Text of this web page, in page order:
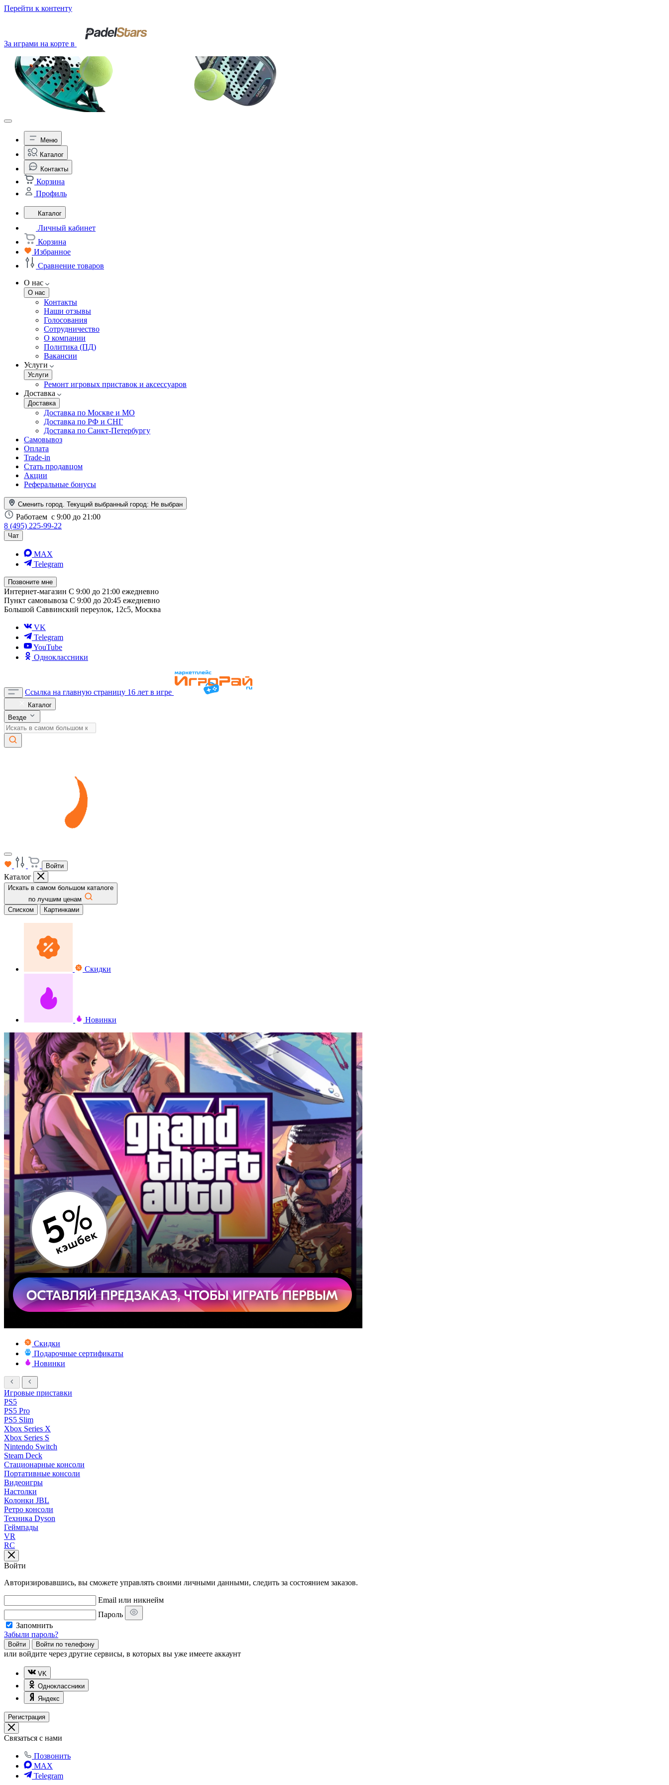
Перейти к контенту
За играми на корте в
Меню
Каталог
Контакты
Корзина
Профиль
Каталог
Личный кабинет
Корзина
Избранное
Сравнение товаров
О нас
О нас
Контакты
Наши отзывы
Голосования
Сотрудничество
О компании
Политика (ПД)
Вакансии
Услуги
Услуги
Ремонт игровых приставок и аксессуаров
Доставка
Доставка
Доставка по Москве и МО
Доставка по РФ и СНГ
Доставка по Санкт-Петербургу
Самовывоз
Оплата
Trade-in
Стать продавцом
Акции
Реферальные бонусы
Сменить город. Текущий выбранный город: Не выбран
Работаем с 9:00 до 21:00
8 (495) 225-99-22
Чат
MAX
Telegram
Позвоните мне
Интернет-магазин С 9:00 до 21:00 ежедневно
Пункт самовывоза С 9:00 до 20:45 ежедневно
Большой Саввинский переулок, 12с5, Москва
VK
Telegram
YouTube
Одноклассники
Ссылка на главную страницу 16 лет в игре
Каталог
Везде
Войти
Каталог
Искать в самом большом каталоге
по лучшим ценам
Списком
Картинками
Скидки
Новинки
Скидки
Подарочные сертификаты
Новинки
Игровые приставки
PS5
PS5 Pro
PS5 Slim
Xbox Series X
Xbox Series S
Nintendo Switch
Steam Deck
Стационарные консоли
Портативные консоли
Видеоигры
Настолки
Колонки JBL
Ретро консоли
Техника Dyson
Геймпады
VR
RC
Войти
Авторизировавшись, вы сможете управлять своими личными данными, следить за состоянием заказов.
Email или никнейм
Пароль
Запомнить
Забыли пароль?
Войти Войти по телефону
или войдите через другие сервисы, в которых вы уже имеете аккаунт
VK
Одноклассники
Яндекс
Регистрация
Связаться с нами
Позвонить
MAX
Telegram